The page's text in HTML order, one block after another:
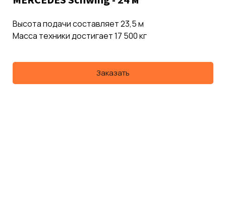
Высота подачи составляет 23,5 м
Масса техники достигает 17 500 кг
Заказать